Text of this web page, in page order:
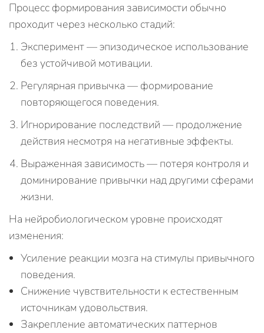
Процесс формирования зависимости обычно
проходит через несколько стадий:
Эксперимент — эпизодическое использование
без устойчивой мотивации.
Регулярная привычка — формирование
повторяющегося поведения.
Игнорирование последствий — продолжение
действия несмотря на негативные эффекты.
Выраженная зависимость — потеря контроля и
доминирование привычки над другими сферами
жизни.
На нейробиологическом уровне происходят
изменения:
Усиление реакции мозга на стимулы привычного
поведения.
Снижение чувствительности к естественным
источникам удовольствия.
Закрепление автоматических паттернов